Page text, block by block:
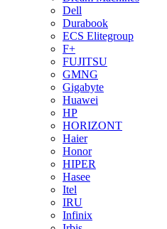
Dell
Durabook
ECS Elitegroup
F+
FUJITSU
GMNG
Gigabyte
Huawei
HP
HORIZONT
Haier
Honor
HIPER
Hasee
Itel
IRU
Infinix